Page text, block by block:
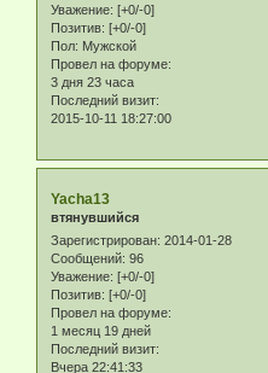
Уважение: [+0/-0]
Позитив: [+0/-0]
Пол: Мужской
Провел на форуме:
3 дня 23 часа
Последний визит:
2015-10-11 18:27:00
Yacha13
втянувшийся
Зарегистрирован: 2014-01-28
Сообщений: 96
Уважение: [+0/-0]
Позитив: [+0/-0]
Провел на форуме:
1 месяц 19 дней
Последний визит:
Вчера 22:41:33